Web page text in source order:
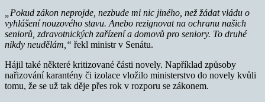
„Pokud zákon neprojde, nezbude mi nic jiného, než žádat vládu o
vyhlášení nouzového stavu. Anebo rezignovat na ochranu našich
seniorů, zdravotnických zařízení a domovů pro seniory. To druhé
nikdy neudělám,“ řekl ministr v Senátu.
Hájil také některé kritizované části novely. Například způsoby
nařizování karantény či izolace vložilo ministerstvo do novely kvůli
tomu, že se už tak děje přes rok v rozporu se zákonem.